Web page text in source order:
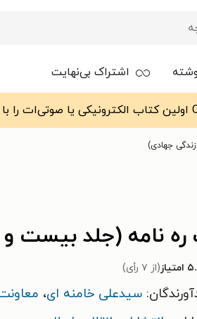
اشتراک بی‌نهایت
جهادی)
نامه (جلد بیست و
(از ۷ رأی)
سیدعلی خامنه ای،